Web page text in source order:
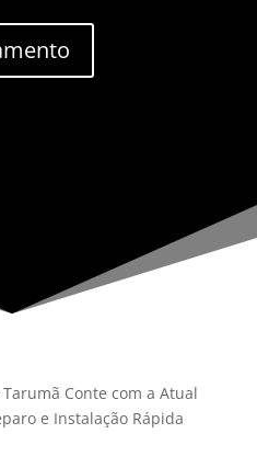
Conte com a Atual
e Instalação Rápida